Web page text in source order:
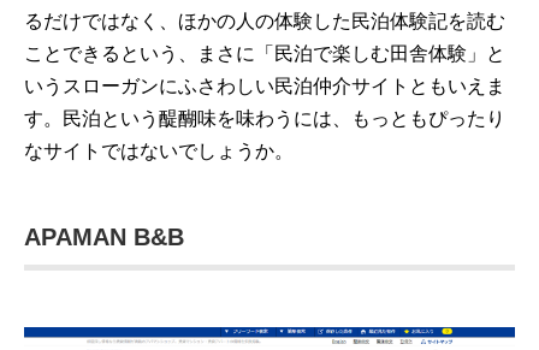
るだけではなく、ほかの人の体験した民泊体験記を読む
ことできるという、まさに「民泊で楽しむ田舎体験」と
いうスローガンにふさわしい民泊仲介サイトともいえま
す。民泊という醍醐味を味わうには、もっともぴったり
なサイトではないでしょうか。
APAMAN B&B